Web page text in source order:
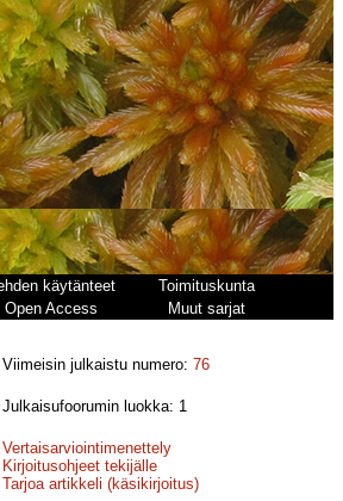
käytänteet
Toimituskunta
Open Access Muut sarjat
Viimeisin julkaistu numero:76
Julkaisufoorumin luokka: 1
Vertaisarviointimenettely
Kirjoitusohjeet tekijälle
Tarjoa artikkeli (käsikirjoitus)